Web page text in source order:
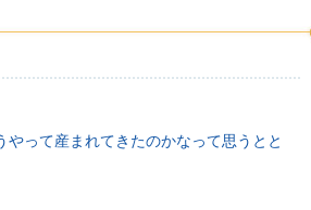
って産まれてきたのかなって思うとと